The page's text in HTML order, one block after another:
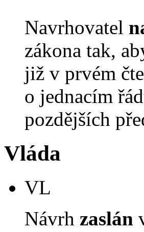
Navrhovatel
zákona tak,
již v prvém
o jednacím
pozdějších
Vláda
VL
Návrh zaslán